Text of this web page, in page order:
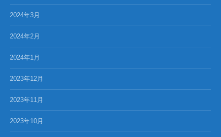
2024年3月
2024年2月
2024年1月
2023年12月
2023年11月
2023年10月